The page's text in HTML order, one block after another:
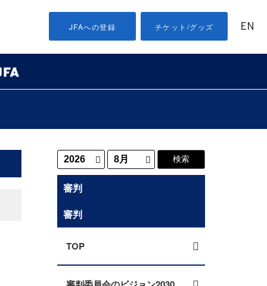
JFAへの登録 チケット/グッズ EN
審判
審判
TOP